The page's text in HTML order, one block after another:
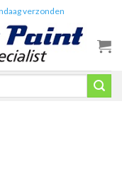
verzonden